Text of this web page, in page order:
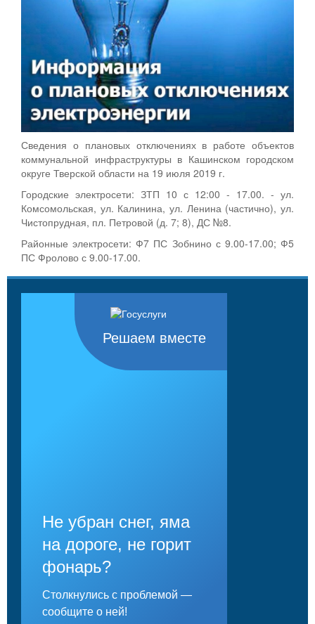
Сведения о плановых отключениях в работе объектов
коммунальной инфраструктуры в Кашинском городском
округе Тверской области на 19 июля 2019 г.
Городские электросети: ЗТП 10 с 12:00 - 17.00. - ул.
Комсомольская, ул. Калинина, ул. Ленина (частично), ул.
Чистопрудная, пл. Петровой (д. 7; 8), ДС №8.
Районные электросети: Ф7 ПС Зобнино с 9.00-17.00; Ф5
ПС Фролово с 9.00-17.00.
Решаем вместе
Не убран снег, яма
на дороге, не горит
фонарь?
Столкнулись с проблемой —
сообщите о ней!